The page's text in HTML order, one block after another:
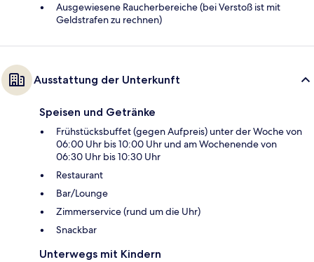
Ausgewiesene Raucherbereiche (bei Verstoß ist mit
Geldstrafen zu rechnen)
Ausstattung der Unterkunft
Speisen und Getränke
Frühstücksbuffet (gegen Aufpreis) unter der Woche von
06:00 Uhr bis 10:00 Uhr und am Wochenende von
06:30 Uhr bis 10:30 Uhr
Restaurant
Bar/Lounge
Zimmerservice (rund um die Uhr)
Snackbar
Unterwegs mit Kindern